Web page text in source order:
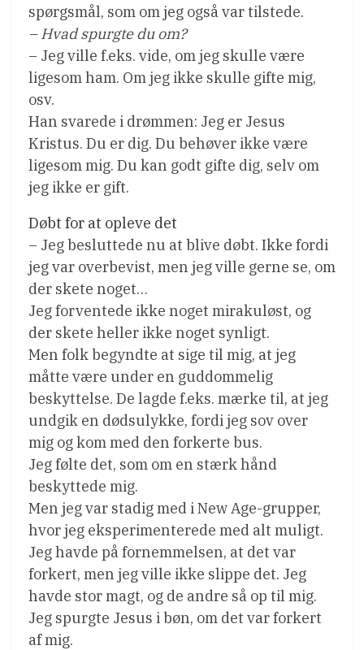
spørgsmål, som om jeg også var tilstede.
– Hvad spurgte du om?
– Jeg ville f.eks. vide, om jeg skulle være
ligesom ham. Om jeg ikke skulle gifte mig,
osv.
Han svarede i drømmen: Jeg er Jesus
Kristus. Du er dig. Du behøver ikke være
ligesom mig. Du kan godt gifte dig, selv om
jeg ikke er gift.
Døbt for at opleve det
– Jeg besluttede nu at blive døbt. Ikke fordi
jeg var overbevist, men jeg ville gerne se, om
der skete noget…
Jeg forventede ikke noget mirakuløst, og
der skete heller ikke noget synligt.
Men folk begyndte at sige til mig, at jeg
måtte være under en guddommelig
beskyttelse. De lagde f.eks. mærke til, at jeg
undgik en dødsulykke, fordi jeg sov over
mig og kom med den forkerte bus.
Jeg følte det, som om en stærk hånd
beskyttede mig.
Men jeg var stadig med i New Age-grupper,
hvor jeg eksperimenterede med alt muligt.
Jeg havde på fornemmelsen, at det var
forkert, men jeg ville ikke slippe det. Jeg
havde stor magt, og de andre så op til mig.
Jeg spurgte Jesus i bøn, om det var forkert
af mig.